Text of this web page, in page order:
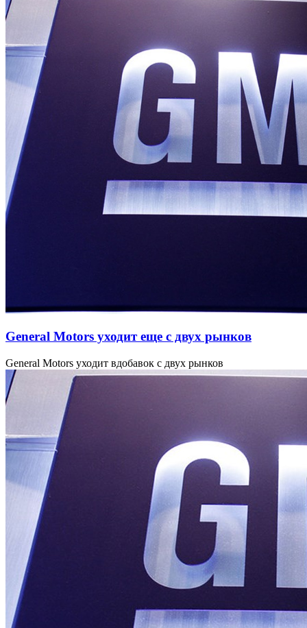
General Motors уходит еще с двух рынков
General Motors уходит вдобавок с двух рынков